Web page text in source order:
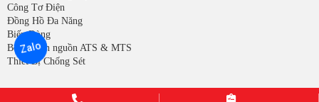
Công Tơ Điện
Đồng Hồ Đa Năng
Biến Dòng
Bộ chuyển nguồn ATS & MTS
Thiết Bị Chống Sét
Zalo